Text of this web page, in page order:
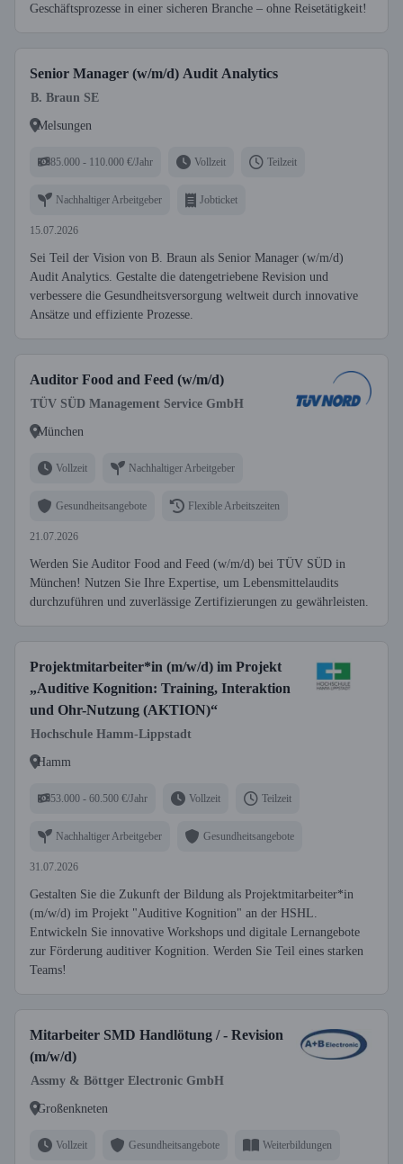
Geschäftsprozesse in einer sicheren Branche – ohne Reisetätigkeit!
Senior Manager (w/m/d) Audit Analytics
B. Braun SE
Melsungen
85.000 - 110.000 €/Jahr Vollzeit Teilzeit
Nachhaltiger Arbeitgeber Jobticket
15.07.2026
Sei Teil der Vision von B. Braun als Senior Manager (w/m/d)
Audit Analytics. Gestalte die datengetriebene Revision und
verbessere die Gesundheitsversorgung weltweit durch innovative
Ansätze und effiziente Prozesse.
Auditor Food and Feed (w/m/d)
TÜV SÜD Management Service GmbH
München
Vollzeit Nachhaltiger Arbeitgeber
Gesundheitsangebote Flexible Arbeitszeiten
21.07.2026
Werden Sie Auditor Food and Feed (w/m/d) bei TÜV SÜD in
München! Nutzen Sie Ihre Expertise, um Lebensmittelaudits
durchzuführen und zuverlässige Zertifizierungen zu gewährleisten.
Projektmitarbeiter*in (m/w/d) im Projekt
„Auditive Kognition: Training, Interaktion
und Ohr-Nutzung (AKTION)“
Hochschule Hamm-Lippstadt
Hamm
53.000 - 60.500 €/Jahr Vollzeit Teilzeit
Nachhaltiger Arbeitgeber Gesundheitsangebote
31.07.2026
Gestalten Sie die Zukunft der Bildung als Projektmitarbeiter*in
(m/w/d) im Projekt "Auditive Kognition" an der HSHL.
Entwickeln Sie innovative Workshops und digitale Lernangebote
zur Förderung auditiver Kognition. Werden Sie Teil eines starken
Teams!
Mitarbeiter SMD Handlötung / - Revision
(m/w/d)
Assmy & Böttger Electronic GmbH
Großenkneten
Vollzeit Gesundheitsangebote Weiterbildungen